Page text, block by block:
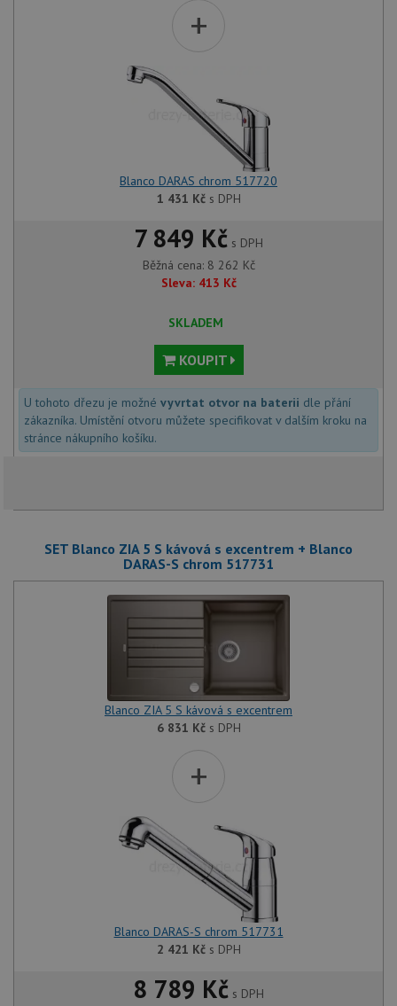
+
Blanco DARAS chrom 517720
1 431 Kčs DPH
7 849 Kč s DPH
Běžná cena: 8 262 Kč
Sleva: 413 Kč
SKLADEM
KOUPIT
U tohoto dřezu je možné vyvrtat otvor na baterii dle přání
zákazníka. Umístění otvoru můžete specifikovat v dalším kroku na
stránce nákupního košíku.
SET Blanco ZIA 5 S kávová s excentrem + Blanco
DARAS-S chrom 517731
Blanco ZIA 5 S kávová s excentrem
6 831 Kčs DPH
+
Blanco DARAS-S chrom 517731
2 421 Kčs DPH
8 789 Kč s DPH